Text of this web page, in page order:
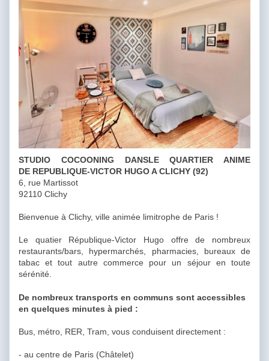
STUDIO COCOONING DANSLE QUARTIER ANIME
DE REPUBLIQUE-VICTOR HUGO A CLICHY (92)
6, rue Martissot
92110 Clichy
Bienvenue à Clichy, ville animée limitrophe de Paris !
Le quatier République-Victor Hugo offre de nombreux
restaurants/bars, hypermarchés, pharmacies, bureaux de
tabac et tout autre commerce pour un séjour en toute
sérénité.
De nombreux transports en communs sont accessibles
en quelques minutes à pied :
Bus, métro, RER, Tram, vous conduisent directement :
- au centre de Paris (Châtelet)